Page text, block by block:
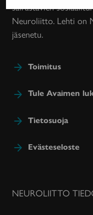
sairastavien
Neuroliitto. Lehti on
jäsenetu.
Toimitus
Tule Avaimen
Tietosuoja
Evästeseloste
NEUROLIITTO